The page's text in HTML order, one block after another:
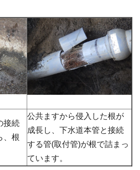
接続
、根
公共ますから侵入した根が
成長し、下水道本管と接続
する管(取付管)が根で詰まっ
ています。